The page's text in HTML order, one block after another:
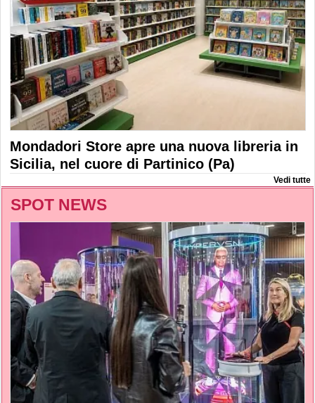
Mondadori Store apre una nuova libreria in
Sicilia, nel cuore di Partinico (Pa)
Vedi tutte
SPOT NEWS